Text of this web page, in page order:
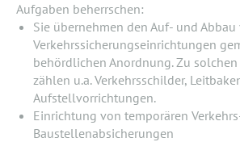
Aufgaben beherrschen:
Sie übernehmen den Auf- und Abbau
Verkehrssicherungseinrichtungen
behördlichen Anordnung. Zu
zählen u.a. Verkehrsschilder,
Aufstellvorrichtungen.
Einrichtung von temporären
Baustellenabsicherungen